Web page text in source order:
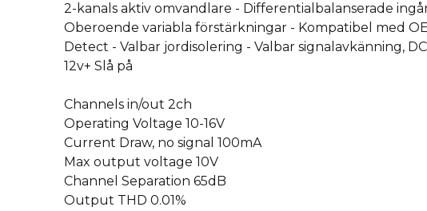
2-kanals aktiv omvandlare - Differentialbalanserade
Oberoende variabla förstärkningar - Kompatibel med
Detect - Valbar jordisolering - Valbar signalavkänning,
12v+ Slå på
Channels in/out 2ch
Operating Voltage 10-16V
Current Draw, no signal 100mA
Max output voltage 10V
Channel Separation 65dB
Output THD 0.01%